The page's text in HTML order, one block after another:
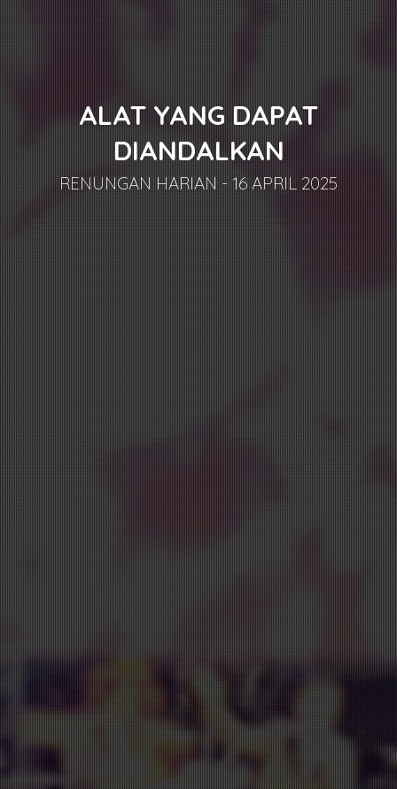
ALAT YANG DAPAT
DIANDALKAN
RENUNGAN HARIAN - 16 APRIL 2025